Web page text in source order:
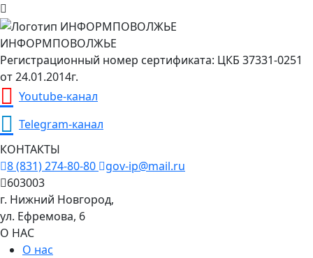
ИНФОРМПОВОЛЖЬЕ
Регистрационный номер сертификата: ЦКБ 37331-0251
от 24.01.2014г.
Youtube-канал
Telegram-канал
КОНТАКТЫ
8 (831) 274-80-80
gov-ip@mail.ru
603003
г. Нижний Новгород,
ул. Ефремова, 6
О НАС
О нас